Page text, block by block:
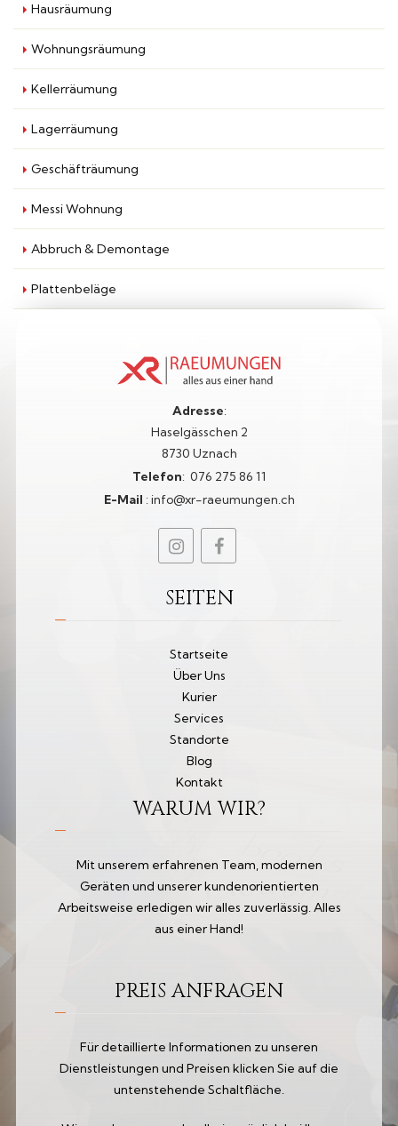
Hausräumung
Wohnungsräumung
Kellerräumung
Lagerräumung
Geschäfträumung
Messi Wohnung
Abbruch & Demontage
Plattenbeläge
Adresse:
Haselgässchen 2
8730 Uznach
Telefon: 076 275 86 11​
E-Mail :info@xr-raeumungen.ch
SEITEN
Startseite
Über Uns
Kurier
Services
Standorte
Blog
Kontakt
WARUM WIR?
Mit unserem erfahrenen Team, modernen
Geräten und unserer kundenorientierten
Arbeitsweise erledigen wir alles zuverlässig. Alles
aus einer Hand!
PREIS ANFRAGEN
Für detaillierte Informationen zu unseren
Dienstleistungen und Preisen klicken Sie auf die
untenstehende Schaltfläche.